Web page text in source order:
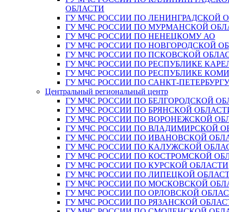
ОБЛАСТИ
ГУ МЧС РОССИИ ПО ЛЕНИНГРАДСКОЙ
ГУ МЧС РОССИИ ПО МУРМАНСКОЙ
ГУ МЧС РОССИИ ПО НЕНЕЦКОМУ АО
ГУ МЧС РОССИИ ПО НОВГОРОДСКОЙ
ГУ МЧС РОССИИ ПО ПСКОВСКОЙ
ГУ МЧС РОССИИ ПО РЕСПУБЛИКЕ
ГУ МЧС РОССИИ ПО РЕСПУБЛИКЕ КОМИ
ГУ МЧС РОССИИ ПО САНКТ-ПЕТЕРБУРГУ
Центральный региональный центр
ГУ МЧС РОССИИ ПО БЕЛГОРОДСКОЙ
ГУ МЧС РОССИИ ПО БРЯНСКОЙ
ГУ МЧС РОССИИ ПО ВОРОНЕЖСКОЙ
ГУ МЧС РОССИИ ПО ВЛАДИМИРСКОЙ
ГУ МЧС РОССИИ ПО ИВАНОВСКОЙ
ГУ МЧС РОССИИ ПО КАЛУЖСКОЙ
ГУ МЧС РОССИИ ПО КОСТРОМСКОЙ
ГУ МЧС РОССИИ ПО КУРСКОЙ ОБЛАСТИ
ГУ МЧС РОССИИ ПО ЛИПЕЦКОЙ
ГУ МЧС РОССИИ ПО МОСКОВСКОЙ
ГУ МЧС РОССИИ ПО ОРЛОВСКОЙ
ГУ МЧС РОССИИ ПО РЯЗАНСКОЙ